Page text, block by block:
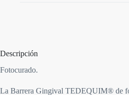
Descripción
Fotocurado.
La Barrera Gingival TEDEQUIM® de